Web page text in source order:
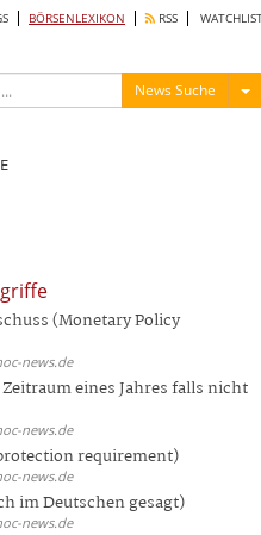
BÖRSENLEXIKON RSS
News Suche
(Monetary Policy
news.de
Zeitraum eines Jahres falls nicht
news.de
requirement)
news.de
im Deutschen gesagt)
news.de